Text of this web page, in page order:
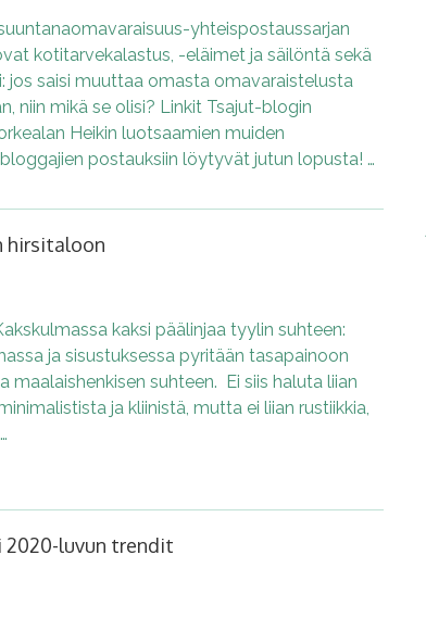
yhteispostaussarjan
kotitarvekalastus, -eläimet ja säilöntä sekä
jos saisi muuttaa omasta omavaraistelusta
niin mikä se olisi? Linkit Tsajut-blogin
Heikin luotsaamien muiden
postauksiin löytyvät jutun lopusta! …
hirsitaloon
kaksi päälinjaa tyylin suhteen:
ja sisustuksessa pyritään tasapainoon
maalaishenkisen suhteen. Ei siis haluta liian
ja kliinistä, mutta ei liian rustiikkia,
luvun trendit